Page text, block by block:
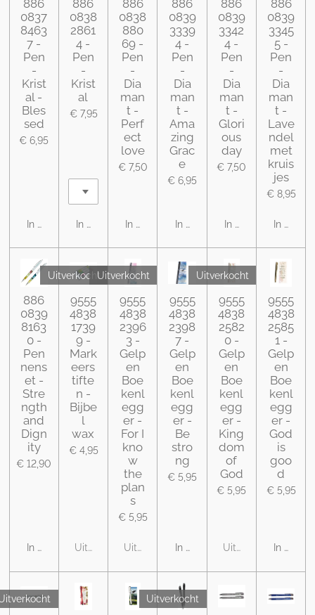
886
0837
8463
7 -
Pen
-
Krist
al -
Bles
sed
€ 6,95
In winkelwagen
886
0838
2861
4 -
Pen
-
Krist
al
€ 7,95
In winkelwagen
886
0838
880
69 -
Pen
-
Dia
man
t -
Perf
ect
love
€ 7,50
In winkelwagen
886
0839
3339
4 -
Pen
-
Dia
man
t -
Ama
zing
Grac
e
€ 6,95
In winkelwagen
886
0839
3342
4 -
Pen
-
Dia
man
t -
Glori
ous
day
€ 7,50
In winkelwagen
886
0839
3345
5 -
Pen
-
Dia
man
t -
Lave
ndel
met
kruis
jes
€ 8,95
In
886
0839
8163
0 -
Pen
nens
et -
Stre
ngth
and
Dign
ity
€ 12,90
In winkelwagen
Uitverkocht
9555
4838
1739
9 -
Mark
eers
tifte
n -
Bijbe
l
wax
€ 4,95
Uitverkocht
Uitverkocht
9555
4838
2396
3 -
Gelp
en
Boe
kenl
egg
er -
For I
kno
w
the
plan
s
€ 5,95
Uitverkocht
9555
4838
2398
7 -
Gelp
en
Boe
kenl
egg
er -
Be
stro
ng
€ 5,95
In winkelwagen
Uitverkocht
9555
4838
2582
0 -
Gelp
en
Boe
kenl
egg
er -
King
dom
of
God
€ 5,95
Uitverkocht
9555
4838
2585
1 -
Gelp
en
Boe
kenl
egg
er -
God
is
goo
d
€ 5,95
In
Uitverkocht